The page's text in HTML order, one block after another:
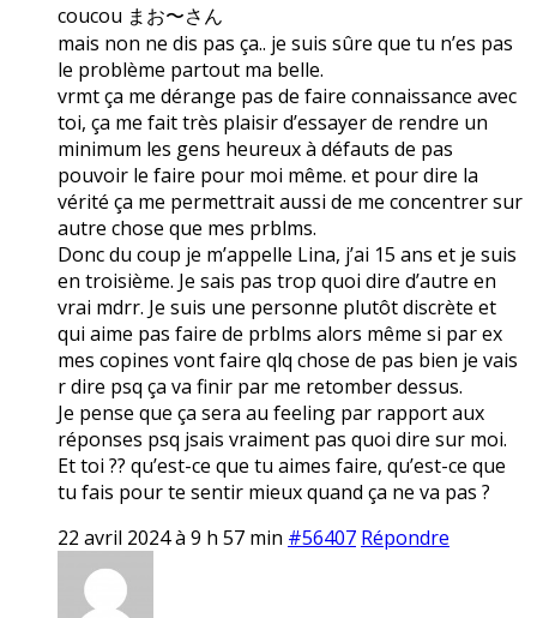
coucou まお〜さん
mais non ne dis pas ça.. je suis sûre que tu n’es pas
le problème partout ma belle.
vrmt ça me dérange pas de faire connaissance avec
toi, ça me fait très plaisir d’essayer de rendre un
minimum les gens heureux à défauts de pas
pouvoir le faire pour moi même. et pour dire la
vérité ça me permettrait aussi de me concentrer sur
autre chose que mes prblms.
Donc du coup je m’appelle Lina, j’ai 15 ans et je suis
en troisième. Je sais pas trop quoi dire d’autre en
vrai mdrr. Je suis une personne plutôt discrète et
qui aime pas faire de prblms alors même si par ex
mes copines vont faire qlq chose de pas bien je vais
r dire psq ça va finir par me retomber dessus.
Je pense que ça sera au feeling par rapport aux
réponses psq jsais vraiment pas quoi dire sur moi.
Et toi ?? qu’est-ce que tu aimes faire, qu’est-ce que
tu fais pour te sentir mieux quand ça ne va pas ?
22 avril 2024 à 9 h 57 min #56407 Répondre